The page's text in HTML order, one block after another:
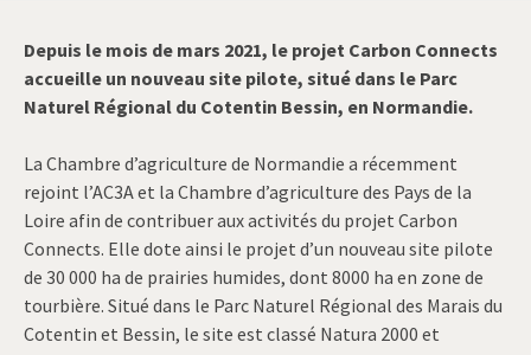
Depuis le mois de mars 2021, le projet Carbon Connects
accueille un nouveau site pilote, situé dans le Parc
Naturel Régional du Cotentin Bessin, en Normandie.
La Chambre d’agriculture de Normandie a récemment
rejoint l’AC3A et la Chambre d’agriculture des Pays de la
Loire afin de contribuer aux activités du projet Carbon
Connects. Elle dote ainsi le projet d’un nouveau site pilote
de 30 000 ha de prairies humides, dont 8000 ha en zone de
tourbière. Situé dans le Parc Naturel Régional des Marais du
Cotentin et Bessin, le site est classé Natura 2000 et